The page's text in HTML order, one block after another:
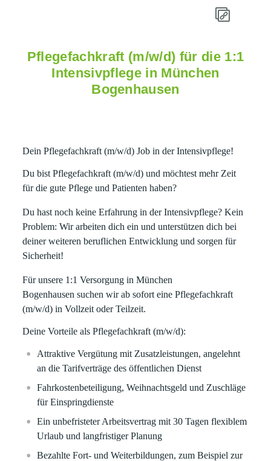
Pflegefachkraft (m/w/d) für die 1:1
Intensivpflege in München
Bogenhausen
Dein Pflegefachkraft (m/w/d) Job in der Intensivpflege!
Du bistPflegefachkraft (m/w/d) und möchtest mehr Zeit
für die gute Pflege und Patienten haben?
Du hast noch keine Erfahrung in der Intensivpflege? Kein
Problem: Wir arbeiten dich ein und unterstützen dich bei
deiner weiteren beruflichen Entwicklung und sorgen für
Sicherheit!
Für unsere 1:1 Versorgung inMünchen
Bogenhausensuchen wir ab sofort einePflegefachkraft
(m/w/d) inVollzeit oderTeilzeit.
Deine Vorteile als Pflegefachkraft (m/w/d):
Attraktive Vergütung mit Zusatzleistungen, angelehnt
an die Tarifverträge des öffentlichen Dienst
Fahrkostenbeteiligung, Weihnachtsgeld und Zuschläge
für Einspringdienste
Ein unbefristeter Arbeitsvertrag mit 30 Tagen flexiblem
Urlaub und langfristiger Planung
Bezahlte Fort- und Weiterbildungen, zum Beispiel zur